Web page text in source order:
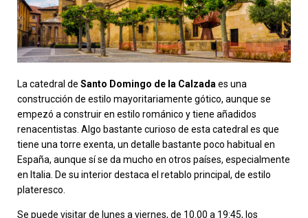
La catedral de Santo Domingo de la Calzadaes una
construcción de estilo mayoritariamente gótico, aunque se
empezó a construir en estilo románico y tiene añadidos
renacentistas. Algo bastante curioso de esta catedral es que
tiene una torre exenta, un detalle bastante poco habitual en
España, aunque sí se da mucho en otros países, especialmente
en Italia. De su interior destaca el retablo principal, de estilo
plateresco.
Se puede visitar de lunes a viernes, de 10.00 a 19:45, los